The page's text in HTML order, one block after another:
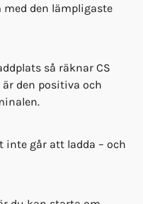
den lämpligaste
så räknar CS
den positiva och
inte går att ladda – och